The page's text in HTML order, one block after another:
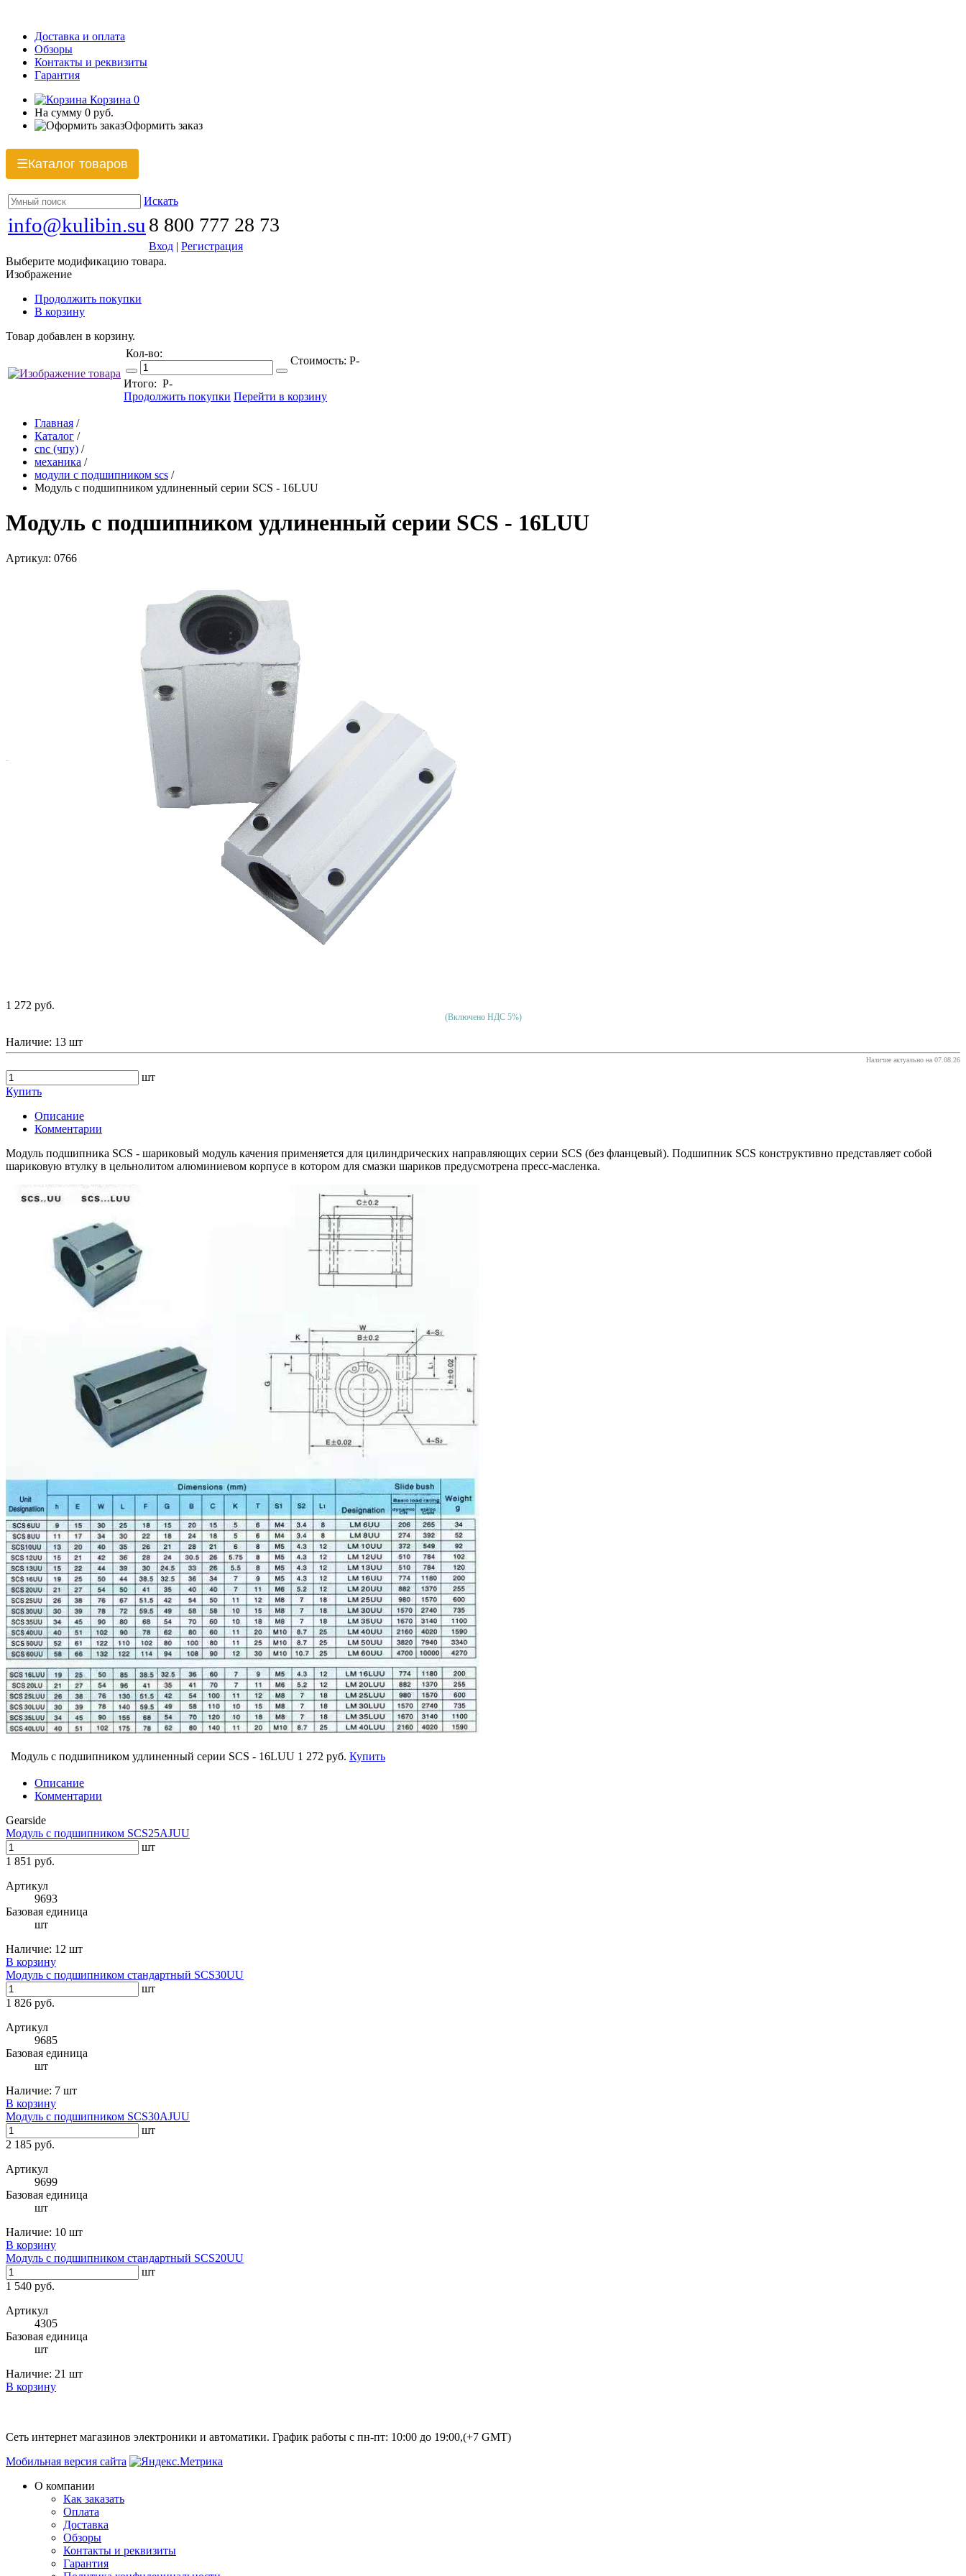
Доставка и оплата
Обзоры
Контакты и реквизиты
Гарантия
Корзина 0
На сумму 0 руб.
Оформить заказ
☰Каталог товаров
Искать
info@kulibin.su 8 800 777 28 73
Вход | Регистрация
Выберите модификацию товара.
Изображение
Продолжить покупки
В корзину
Товар добавлен в корзину.
Кол-во:
Стоимость: Р-
Итого: Р-
Продолжить покупки Перейти в корзину
Главная /
Каталог /
cnc (чпу) /
механика /
модули с подшипником scs /
Модуль с подшипником удлиненный серии SCS - 16LUU
Модуль с подшипником удлиненный серии SCS - 16LUU
Артикул: 0766
1 272 руб.
(Включено НДС 5%)
Наличие: 13 шт
Наличие актуально на 07.08.26
шт
Купить
Описание
Комментарии
Модуль подшипника SCS - шариковый модуль качения применяется для цилиндрических направляющих серии SCS (без фланцевый). Подшипник SCS конструктивно представляет собой
шариковую втулку в цельнолитом алюминиевом корпусе в котором для смазки шариков предусмотрена пресс-масленка.
Модуль с подшипником удлиненный серии SCS - 16LUU 1 272 руб. Купить
Описание
Комментарии
Gearside
Модуль с подшипником SCS25AJUU
шт
1 851 руб.
Артикул
9693
Базовая единица
шт
Наличие: 12 шт
В корзину
Модуль с подшипником стандартный SCS30UU
шт
1 826 руб.
Артикул
9685
Базовая единица
шт
Наличие: 7 шт
В корзину
Модуль с подшипником SCS30AJUU
шт
2 185 руб.
Артикул
9699
Базовая единица
шт
Наличие: 10 шт
В корзину
Модуль с подшипником стандартный SCS20UU
шт
1 540 руб.
Артикул
4305
Базовая единица
шт
Наличие: 21 шт
В корзину
Сеть интернет магазинов электроники и автоматики. График работы с пн-пт: 10:00 до 19:00,(+7 GMT)
Мобильная версия сайта
О компании
Как заказать
Оплата
Доставка
Обзоры
Контакты и реквизиты
Гарантия